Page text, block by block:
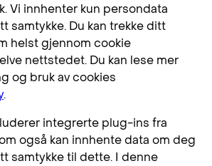
Vi innhenter kun persondata
samtykke. Du kan trekke ditt
helst gjennom cookie
nettstedet. Du kan lese mer
og bruk av cookies
.
integrerte plug-ins fra
også kan innhente data om deg
samtykke til dette. I denne